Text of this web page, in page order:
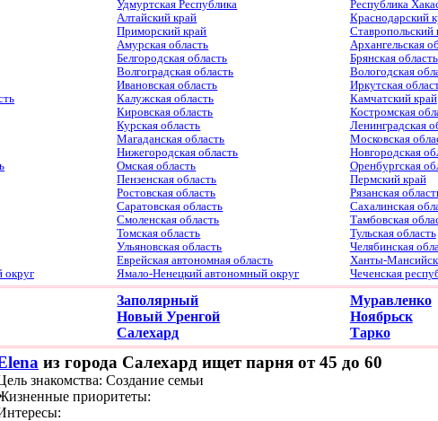
Удмуртская Республика
Республика
Алтайский край
Краснодарский
Приморский край
Ставропольский
Амурская область
Архангельская
Белгородская область
Брянская область
Волгоградская область
Вологодская
Ивановская область
Иркутская
Калужская область
Камчатский край
Кировская область
Костромская
Курская область
Ленинградская
Магаданская область
Московская
Нижегородская область
Новгородская
Омская область
Оренбургская
Пензенская область
Пермский край
Ростовская область
Рязанская
Саратовская область
Сахалинская
Смоленская область
Тамбовская
Томская область
Тульская область
Ульяновская область
Челябинская
Еврейская автономная область
Ханты-
округ
Ямало-Ненецкий автономный округ Чеченская
Заполярный
Муравленко
Новый Уренгой
Ноябрьск
Салехард Тарко
из города Салехард ищет парня от 45 до 60
знакомства: Создание семьи
приоритеты: